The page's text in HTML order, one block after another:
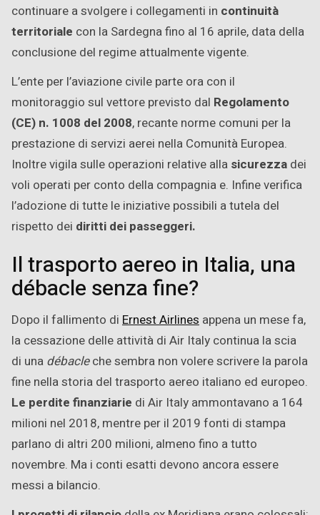
continuare a svolgere i collegamenti in continuità
territoriale con la Sardegna fino al 16 aprile, data della
conclusione del regime attualmente vigente.
L’ente per l’aviazione civile parte ora con il
monitoraggio sul vettore previsto dal Regolamento
(CE) n. 1008 del 2008, recante norme comuni per la
prestazione di servizi aerei nella Comunità Europea.
Inoltre vigila sulle operazioni relative alla sicurezza dei
voli operati per conto della compagnia e. Infine verifica
l’adozione di tutte le iniziative possibili a tutela del
rispetto dei diritti dei passeggeri.
Il trasporto aereo in Italia, una
débacle senza fine?
Dopo il fallimento di Ernest Airlines appena un mese fa,
la cessazione delle attività di Air Italy continua la scia
di una débacleche sembra non volere scrivere la parola
fine nella storia del trasporto aereo italiano ed europeo.
Le perdite finanziarie di Air Italy ammontavano a 164
milioni nel 2018, mentre per il 2019 fonti di stampa
parlano di altri 200 milioni, almeno fino a tutto
novembre. Ma i conti esatti devono ancora essere
messi a bilancio.